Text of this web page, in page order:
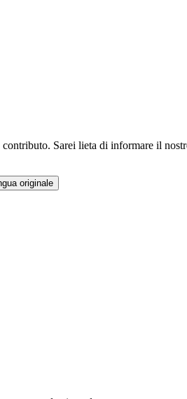
Sarei lieta di informare il
originale